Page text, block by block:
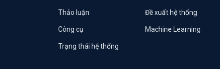
Thảo luận Đề xuất hệ thống
Công cụ Machine Learning
Trạng thái hệ thống